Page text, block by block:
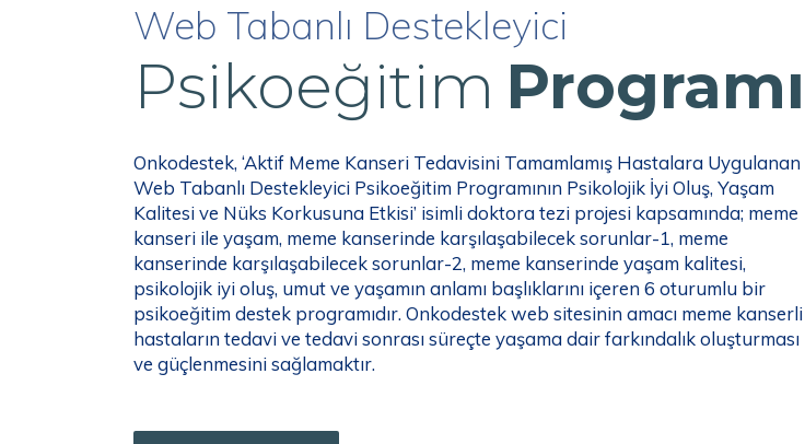
Web Tabanlı Destekleyici
Psikoeğitim Programı
Onkodestek, ‘Aktif Meme Kanseri Tedavisini Tamamlamış Hastalara Uygulanan
Web Tabanlı Destekleyici Psikoeğitim Programının Psikolojik İyi Oluş, Yaşam
Kalitesi ve Nüks Korkusuna Etkisi’ isimli doktora tezi projesi kapsamında; meme
kanseri ile yaşam, meme kanserinde karşılaşabilecek sorunlar-1, meme
kanserinde karşılaşabilecek sorunlar-2, meme kanserinde yaşam kalitesi,
psikolojik iyi oluş, umut ve yaşamın anlamı başlıklarını içeren 6 oturumlu bir
psikoeğitim destek programıdır. Onkodestek web sitesinin amacı meme kanserli
hastaların tedavi ve tedavi sonrası süreçte yaşama dair farkındalık oluşturması
ve güçlenmesini sağlamaktır.